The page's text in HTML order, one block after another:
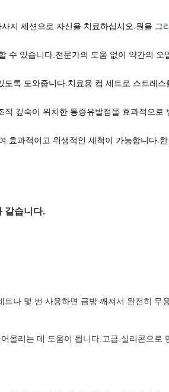
지 세션으로 자신을 치료하십시오.원을 그
수 있습니다.전문가의 도움 없이 약간의 오
록 도와줍니다.치료용 컵 세트로 스트레
깊숙이 위치한 통증유발점을 효과적으로
효과적이고 위생적인 ​​세척이 가능합니다.
같습니다.
나 몇 번 사용하면 금방 깨져서 완전히 무
올리는 데 도움이 됩니다.고급 실리콘으로